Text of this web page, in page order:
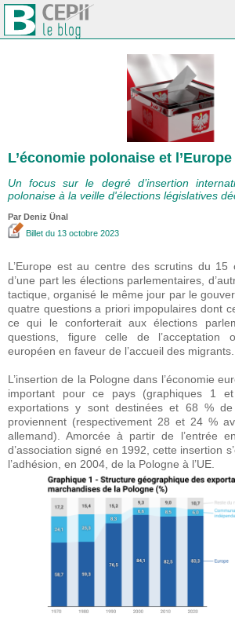
L’économie polonaise et l’Europe
Un focus sur le degré d’insertion
polonaise à la veille d'élections législatives
Par Deniz Ünal
Billet du 13 octobre 2023
L’Europe est au centre des scrutins du 15
d’une part les élections parlementaires,
tactique, organisé le même jour par le
quatre questions a priori impopulaires dont
ce qui le conforterait aux élections
questions, figure celle de l’acceptation
européen en faveur de l’accueil des migrants.
L’insertion de la Pologne dans l’économie
important pour ce pays (graphiques 1
exportations y sont destinées et 68 %
proviennent (respectivement 28 et 24 %
allemand). Amorcée à partir de l’entrée
d’association signé en 1992, cette insertion
l’adhésion, en 2004, de la Pologne à l’UE.